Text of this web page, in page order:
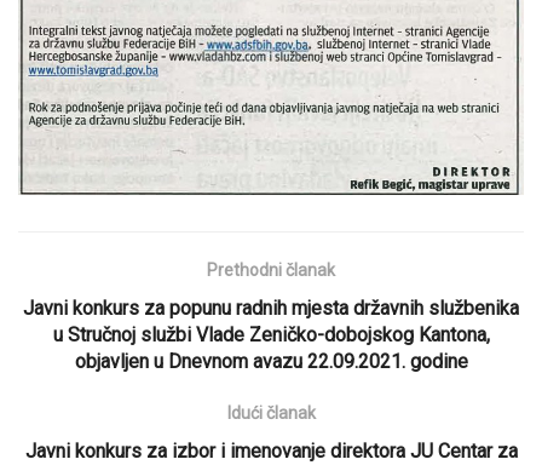
Prethodni članak
Javni konkurs za popunu radnih mjesta državnih službenika
u Stručnoj službi Vlade Zeničko-dobojskog Kantona,
objavljen u Dnevnom avazu 22.09.2021. godine
Idući članak
Javni konkurs za izbor i imenovanje direktora JU Centar za